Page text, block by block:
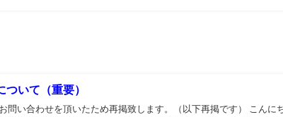
ついて（重要）
い合わせを頂いたため再掲致します。（以下再掲です） こんに